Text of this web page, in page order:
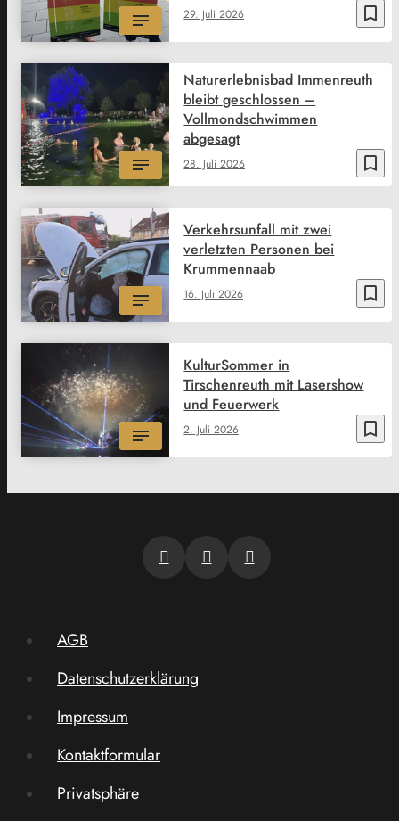
bookmark_border
29. Juli 2026
bookmark_border
28. Juli 2026
Naturerlebnisbad Immenreuth
bleibt geschlossen –
Vollmondschwimmen
abgesagt
bookmark_border
16. Juli 2026
Verkehrsunfall mit zwei
verletzten Personen bei
Krummennaab
bookmark_border
2. Juli 2026
KulturSommer in
Tirschenreuth mit Lasershow
und Feuerwerk
AGB
Datenschutzerklärung
Impressum
Kontaktformular
Privatsphäre